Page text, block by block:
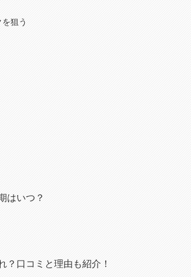
狙う
はいつ？
？口コミと理由も紹介！